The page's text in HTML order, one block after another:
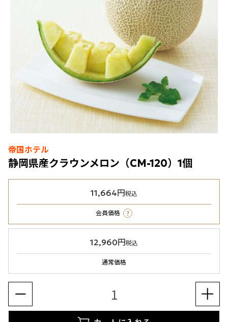
帝国ホテル
静岡県産クラウンメロン（CM-120）1個
11,664円税込
会員価格 ?
12,960円税込
通常価格